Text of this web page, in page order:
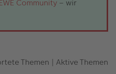
Community – wir
Themen | Aktive Themen